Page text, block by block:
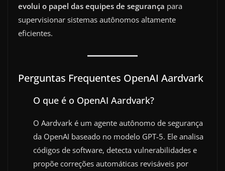
evolui o papel das equipes de segurança para
supervisionar sistemas autônomos altamente
eficientes.
Perguntas Frequentes OpenAI Aardvark
O que é o OpenAI Aardvark?
O Aardvark é um agente autônomo de segurança
da OpenAI baseado no modelo GPT‑5. Ele analisa
códigos de software, detecta vulnerabilidades e
propõe correções automáticas revisáveis por